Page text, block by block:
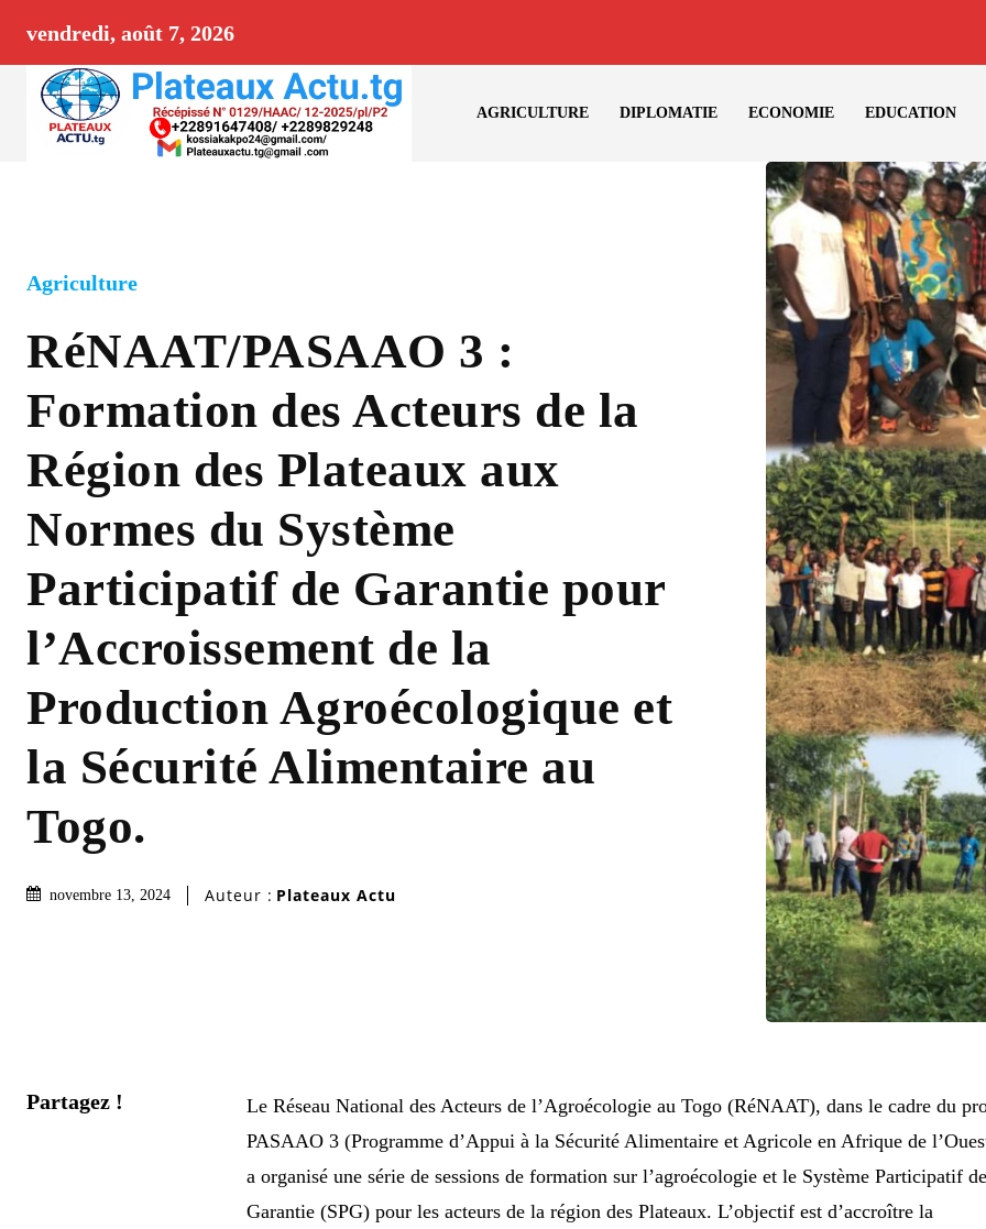
vendredi, août 7, 2026
AGRICULTURE DIPLOMATIE ECONOMIE EDUCATION
Agriculture
RéNAAT/PASAAO 3 :
Formation des Acteurs de la
Région des Plateaux aux
Normes du Système
Participatif de Garantie pour
l’Accroissement de la
Production Agroécologique et
la Sécurité Alimentaire au
Togo.
novembre 13, 2024 Auteur : Plateaux Actu
Partagez !
Le Réseau National des Acteurs de l’Agroécologie au Togo (RéNAAT), dans le cadre du
PASAAO 3 (Programme d’Appui à la Sécurité Alimentaire et Agricole en Afrique de
a organisé une série de sessions de formation sur l’agroécologie et le Système Participatif
Garantie (SPG) pour les acteurs de la région des Plateaux. L’objectif est d’accroître la